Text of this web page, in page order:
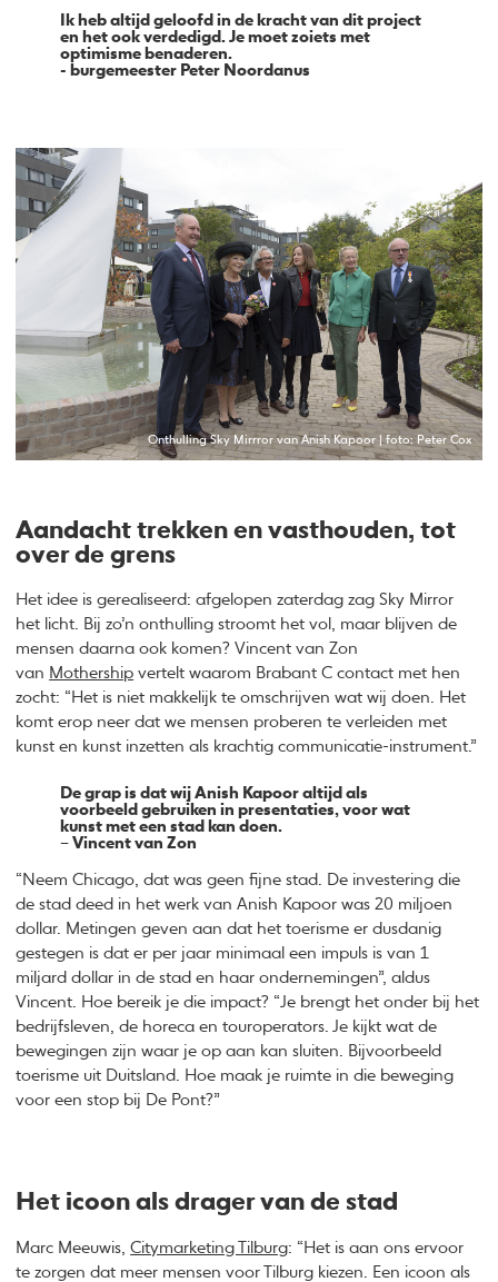
Ik heb altijd geloofd in de kracht van dit project
en het ook verdedigd. Je moet zoiets met
optimisme benaderen.
- burgemeester Peter Noordanus
Onthulling Sky Mirrror van Anish Kapoor | foto: Peter Cox
Aandacht trekken en vasthouden, tot
over de grens
Het idee is gerealiseerd: afgelopen zaterdag zag Sky Mirror
het licht. Bij zo’n onthulling stroomt het vol, maar blijven de
mensen daarna ook komen? Vincent van Zon
van Mothership vertelt waarom Brabant C contact met hen
zocht: “Het is niet makkelijk te omschrijven wat wij doen. Het
komt erop neer dat we mensen proberen te verleiden met
kunst en kunst inzetten als krachtig communicatie-instrument.”
De grap is dat wij Anish Kapoor altijd als
voorbeeld gebruiken in presentaties, voor wat
kunst met een stad kan doen.
– Vincent van Zon
“Neem Chicago, dat was geen fijne stad. De investering die
de stad deed in het werk van Anish Kapoor was 20 miljoen
dollar. Metingen geven aan dat het toerisme er dusdanig
gestegen is dat er per jaar minimaal een impuls is van 1
miljard dollar in de stad en haar ondernemingen”, aldus
Vincent. Hoe bereik je die impact? “Je brengt het onder bij het
bedrijfsleven, de horeca en touroperators. Je kijkt wat de
bewegingen zijn waar je op aan kan sluiten. Bijvoorbeeld
toerisme uit Duitsland. Hoe maak je ruimte in die beweging
voor een stop bij De Pont?”
Het icoon als drager van de stad
Marc Meeuwis,Citymarketing Tilburg: “Het is aan ons ervoor
te zorgen dat meer mensen voor Tilburg kiezen. Een icoon als